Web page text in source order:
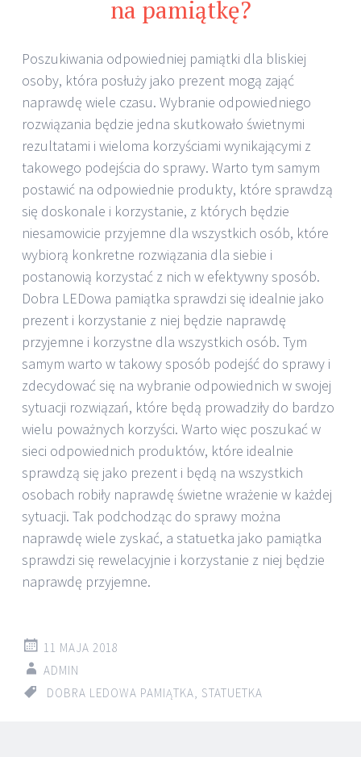
na pamiątkę?
Poszukiwania odpowiedniej pamiątki dla bliskiej
osoby, która posłuży jako prezent mogą zająć
naprawdę wiele czasu. Wybranie odpowiedniego
rozwiązania będzie jedna skutkowało świetnymi
rezultatami i wieloma korzyściami wynikającymi z
takowego podejścia do sprawy. Warto tym samym
postawić na odpowiednie produkty, które sprawdzą
się doskonale i korzystanie, z których będzie
niesamowicie przyjemne dla wszystkich osób, które
wybiorą konkretne rozwiązania dla siebie i
postanowią korzystać z nich w efektywny sposób.
Dobra LEDowa pamiątka sprawdzi się idealnie jako
prezent i korzystanie z niej będzie naprawdę
przyjemne i korzystne dla wszystkich osób. Tym
samym warto w takowy sposób podejść do sprawy i
zdecydować się na wybranie odpowiednich w swojej
sytuacji rozwiązań, które będą prowadziły do bardzo
wielu poważnych korzyści. Warto więc poszukać w
sieci odpowiednich produktów, które idealnie
sprawdzą się jako prezent i będą na wszystkich
osobach robiły naprawdę świetne wrażenie w każdej
sytuacji. Tak podchodząc do sprawy można
naprawdę wiele zyskać, a statuetka jako pamiątka
sprawdzi się rewelacyjnie i korzystanie z niej będzie
naprawdę przyjemne.
11 MAJA 2018
ADMIN
DOBRA LEDOWA PAMIĄTKA STATUETKA